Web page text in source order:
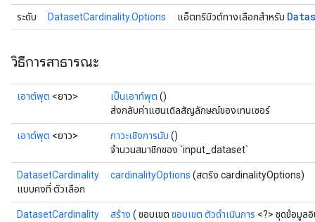
ระดับ DatasetCardinality.Options แอ็ตทริบิวต์ทางเลือกสำหรับ
วิธีการสาธารณะ
เอาต์พุต <ยาว> เป็นเอาท์พุต ()
ส่งกลับค่าแฮนเดิลสัญลักษณ์ของเทนเซอร์
เอาต์พุต <ยาว> ภาวะเชิงการนับ ()
จำนวนสมาชิกของ `input_dataset`
DatasetCardinality
แบบคงที่ ตัวเลือก
cardinalityOptions (สตริง cardinalityOptions)
DatasetCardinality
สร้าง ( ขอบเขต ขอบเขต ตัวดำเนินการ <?> ชุดข้อมูล